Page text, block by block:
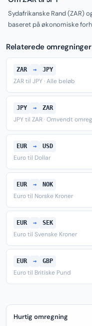
Sydafrikanske Rand (ZAR)
baseret på økonomiske
Relaterede omregninger
ZAR → JPY
ZAR til JPY · Alle beløb
JPY → ZAR
JPY til ZAR · Omvendt
EUR → USD
Euro til Dollar
EUR → NOK
Euro til Norske Kroner
EUR → SEK
Euro til Svenske Kroner
EUR → GBP
Euro til Britiske Pund
Hurtig omregning